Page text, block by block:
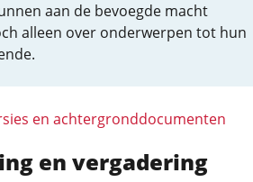
aan de bevoegde macht
alleen over onderwerpen tot hun
en achtergronddocumenten
en vergadering